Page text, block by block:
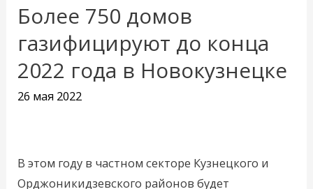
Более 750 домов
газифицируют до конца
2022 года в Новокузнецке
26 мая 2022
В этом году в частном секторе Кузнецкого и
Орджоникидзевского районов будет
Более
домов
газифицируют
до